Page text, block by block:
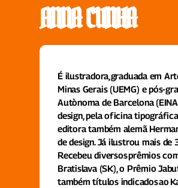
ANNA CUNHA
É ilustradora, graduada em
Minas Gerais (UEMG) e pós-
Autònoma de Barcelona
design, pela oficina
editora também alemã
de design. Já ilustrou mais de
Recebeu diversos prêmios
Bratislava (SK), o Prêmio
também títulos indicados ao